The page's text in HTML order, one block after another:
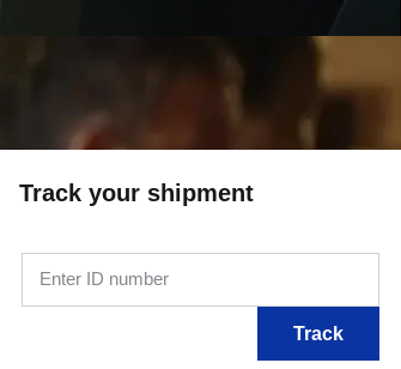
Track your shipment
Enter ID number
Track